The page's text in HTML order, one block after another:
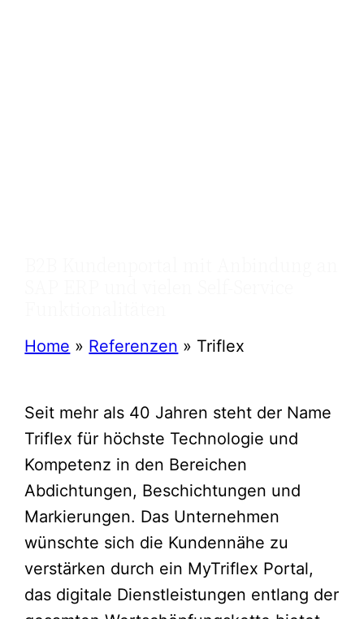
Home » Referenzen » Triflex
Seit mehr als 40 Jahren steht der Name
Triflex für höchste Technologie und
Kompetenz in den Bereichen
Abdichtungen, Beschichtungen und
Markierungen.​ Das Unternehmen
wünschte sich die Kundennähe zu
verstärken durch ein MyTriflex Portal,
das digitale Dienstleistungen entlang der